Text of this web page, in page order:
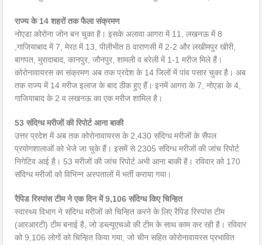
राज्य के 14 शहरों तक फैला संक्रमण
नोएडा कोरोना जोन बन चुका है। इसके अलावा आगरा में 11, लखनऊ में 8
,गाजियाबाद में 7, मेरठ में 13, पीलीभीत 8 वाराणसी में 2-2 और लखीमपुर खीरी,
बागपत, मुरादाबाद, कानपुर, जौनपुर, शामली व बरेली में 1-1 मरीज मिले हैं।
कोरोनावायरस का संक्रमण अब तक प्रदेश के 14 जिलों में पांव पसार चुका है। अब
तक राज्य में 14 मरीज इलाज के बाद ठीक हुए हैं। इनमें आगरा के 7, नोएडा के 4,
गाजियाबाद के 2 व लखनऊ का एक मरीज शामिल है।
53 संदिग्ध मरीजों की रिपोर्ट आना बाकी
उत्तर प्रदेश में अब तक कोरोनावायरस के 2,430 संदिग्ध मरीजों के सैंपल
प्रयोगशालाओं को भेजे जा चुके हैं। इसमें से 2305 संदिग्ध मरीजों की जांच रिपोर्ट
निगेटिव आई है। 53 मरीजों की जांच रिपोर्ट अभी आना बाकी है। रविवार को 170
संदिग्ध मरीजों को विभिन्न अस्पतालों में भर्ती कराया गया।
रैपिड रिस्पांस टीम ने एक दिन में 9,106 संदिग्ध किए चिन्हित
स्वास्थ्य विभाग ने संदिग्ध मरीजों को चिन्हित करने के लिए रैपिड रिस्पांस टीम
(आरआरटी) टीम बनाई है, जो डब्ल्यूएचओ की टीम के साथ काम कर रही है। रविवार
को 9,106 लोगों को चिन्हित किया गया, जो चीन सहित कोरोनावायरस प्रभावित